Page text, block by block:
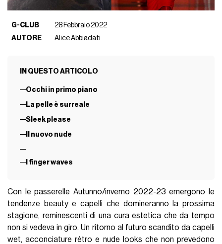
G-CLUB
28 Febbraio 2022
AUTORE
Alice Abbiadati
IN QUESTO ARTICOLO
Occhi in primo piano
La pelle è surreale
Sleek please
Il nuovo nude
I finger waves
Con le passerelle Autunno/inverno 2022-23 emergono le
tendenze beauty e capelli che domineranno la prossima
stagione, reminescenti di una cura estetica che da tempo
non si vedeva in giro. Un ritorno al futuro scandito da capelli
wet, acconciature rètro e nude looks che non prevedono